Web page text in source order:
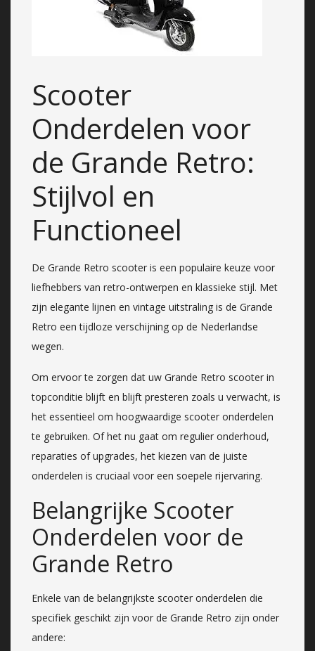
Scooter
Onderdelen voor
de Grande Retro:
Stijlvol en
Functioneel
De Grande Retro scooter is een populaire keuze voor
liefhebbers van retro-ontwerpen en klassieke stijl. Met
zijn elegante lijnen en vintage uitstraling is de Grande
Retro een tijdloze verschijning op de Nederlandse
wegen.
Om ervoor te zorgen dat uw Grande Retro scooter in
topconditie blijft en blijft presteren zoals u verwacht, is
het essentieel om hoogwaardige scooter onderdelen
te gebruiken. Of het nu gaat om regulier onderhoud,
reparaties of upgrades, het kiezen van de juiste
onderdelen is cruciaal voor een soepele rijervaring.
Belangrijke Scooter
Onderdelen voor de
Grande Retro
Enkele van de belangrijkste scooter onderdelen die
specifiek geschikt zijn voor de Grande Retro zijn onder
andere: